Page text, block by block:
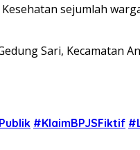
sejumlah
Sari, Kecamatan
#KlaimBPJSFiktif